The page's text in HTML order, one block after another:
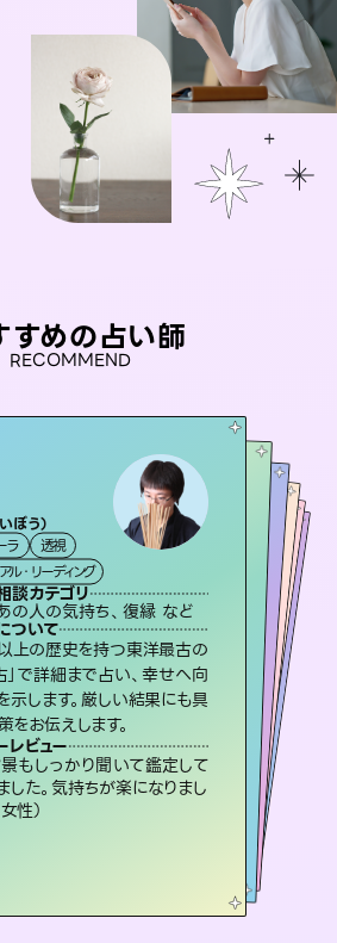
すめの占い師
RECOMMEND
ぼう）
ラ
透視
ル・リーディング
談カテゴリ
の人の気持ち、復縁 など
ついて
上の歴史を持つ東洋最古の
」で詳細まで占い、幸せへ向
示します。厳しい結果にも具
をお伝えします。
レビュー
もしっかり聞いて鑑定して
した。気持ちが楽になりまし
性）
ピスト理恵
・オーラ タロット
リチュアル・リーディング
な相談カテゴリ
、二人の未来、年の差 など
師について
開、復縁、成就などの報告実績
セラピストとして2万超の施術経
るからこそできる鑑定で、より良
をサポートします。
ザーレビュー
心温まる鑑定でした。しかもこち
も言っていないのに視えていらっ
んだなと驚きです（30代女性）
未来視師＊花
霊視・オーラ
スピリチュアル・リーディング
得意な相談カテゴリ
出逢い、片想い、復縁 など
占い師について
未来には何パターンもの選択肢があり
ます。不安で視えにくくなっているあな
たの素敵な未来を見つけ、その未来を
選択できるようアドバイスします。
ユーザーレビュー
職場の人の性質や人間関係、本心など
本当によく視えていてびっくり。対策が
てて前向きになれます（40代）
おう 霊感オラクル
霊視・オーラ
オラクルカード
得意な相談カテゴリ
恋愛総合、あの人の気持ち など
占い師について
霊視×オラクルカードを使って「今」と「未来」そして「気になるあの人の気持ち」まで丁寧に読み解き、恋や人生のヒントを優しく引き出します。
ユーザーレビュー
不安な気持ちが嘘みたいに晴れまし
た…！よく視えていらっしゃるんだなと
感じました（40代 女性）
桃源珠羽
霊視・オーラ
スピリチュアル・リーディング
得意な相談カテゴリ
片想い、あの人の気持ち、復縁 など
占い師について
恋愛のお悩みの中でも特に「曖昧な関
係」の相談を得意としており、友達以上
恋人未満なお相手との今後や本音を丁
寧に読み解き恋愛成就へと導きます。
ユーザーレビュー
鑑定していただいてアドバイス通りに行
動すると仲が復活してきました。ありが
とうございました（40代 女性）
アイリス -iris-
西洋占星術 タロット
ルーン
得意な相談カテゴリ
恋愛総合、片想い、二人の未来 など
占い師について
復縁、恋愛、不倫の行方、同性愛や片
思い、仕事関係や借金問題まで知りた
いことや心の負担になっていることを
紐解き、背中をそっと押して導きます。
ユーザーレビュー
安心感のあり、言い切ってくれる所や濁
さない鑑定のおかげで、毎回自分の気
持ちを整えられます（30代 男性）